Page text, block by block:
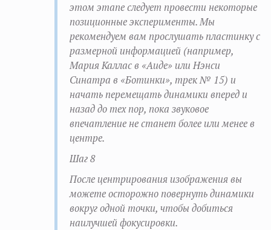
этом этапе следует провести некоторые
позиционные эксперименты. Мы
рекомендуем вам прослушать пластинку с
размерной информацией (например,
Мария Каллас в «Аиде» или Нэнси
Синатра в «Ботинки», трек № 15) и
начать перемещать динамики вперед и
назад до тех пор, пока звуковое
впечатление не станет более или менее в
центре.
Шаг 8
После центрирования изображения вы
можете осторожно повернуть динамики
вокруг одной точки, чтобы добиться
наилучшей фокусировки.